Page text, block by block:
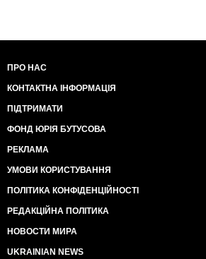
ПРО НАС
КОНТАКТНА ІНФОРМАЦІЯ
ПІДТРИМАТИ
ФОНД ЮРІЯ БУТУСОВА
РЕКЛАМА
УМОВИ КОРИСТУВАННЯ
ПОЛІТИКА КОНФІДЕНЦІЙНОСТІ
РЕДАКЦІЙНА ПОЛІТИКА
НОВОСТИ МИРА
UKRAINIAN NEWS